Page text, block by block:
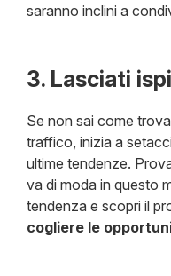
saranno inclini a
3. Lasciati
Se non sai come
traffico, inizia a
ultime tendenze.
va di moda in questo
tendenza e scopri il
cogliere le